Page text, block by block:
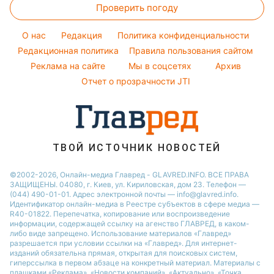
Потап
Советы от Андре Тана
Новости Сум
Новости Днепра
Новости Черкассы
Новости Тернополя
Новости Житомира
Тесты по картинке
Оптические иллюзии
Народные приметы
Все о шоу-бизнесе
Проверить погоду
O нас Редакция
Политика конфиденциальности
Редакционная политика
Правила пользования сайтом
Реклама на сайте
Мы в соцсетях
Архив
Отчет о прозрачности JTI
ТВОЙ ИСТОЧНИК НОВОСТЕЙ
©2002-2026, Онлайн-медиа Главред - GLAVRED.INFO. ВСЕ ПРАВА
ЗАЩИЩЕНЫ. 04080, г. Киев, ул. Кириловская, дом 23. Телефон —
(044) 490-01-01. Адрес электронной почты — info@glavred.info.
Идентификатор онлайн-медиа в Реестре cубъектов в сфере медиа —
R40-01822. Перепечатка, копирование или воспроизведение
информации, содержащей ссылку на агенство ГЛАВРЕД, в каком-
либо виде запрещено. Использование материалов «Главред»
разрешается при условии ссылки на «Главред». Для интернет-
изданий обязательна прямая, открытая для поисковых систем,
гиперссылка в первом абзаце на конкретный материал. Материалы с